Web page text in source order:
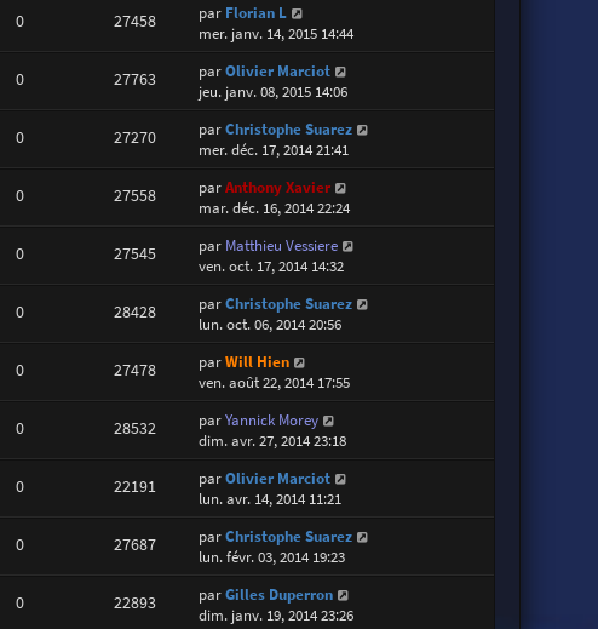
0 27458 par Florian L
mer. janv. 14, 2015 14:44
0 27763 parOlivier Marciot
jeu. janv. 08, 2015 14:06
0 27270 parChristophe Suarez
mer. déc. 17, 2014 21:41
0 27558 parAnthony Xavier
mar. déc. 16, 2014 22:24
0 27545 par Matthieu Vessiere
ven. oct. 17, 2014 14:32
0 28428 parChristophe Suarez
lun. oct. 06, 2014 20:56
0 27478 parWill Hien
ven. août 22, 2014 17:55
0 28532 parYannick Morey
dim. avr. 27, 2014 23:18
0 22191 parOlivier Marciot
lun. avr. 14, 2014 11:21
0 27687 parChristophe Suarez
lun. févr. 03, 2014 19:23
0 22893 parGilles Duperron
dim. janv. 19, 2014 23:26